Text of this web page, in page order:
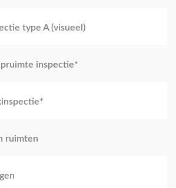
type A (visueel)
inspectie*
ruimten